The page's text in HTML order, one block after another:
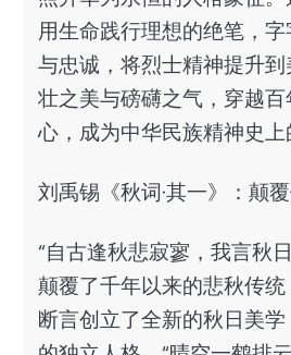
用生命践行理想的绝笔，
与忠诚，将烈士精神提升
壮之美与磅礴之气，穿越
心，成为中华民族精神史上
刘禹锡《秋词·其一》：颠
“自古逢秋悲寂寥，我言秋
颠覆了千年以来的悲秋传
断言创立了全新的秋日美